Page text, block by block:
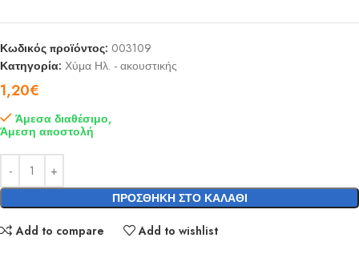
Κωδικός προϊόντος: 003109
Κατηγορία: Χύμα Ηλ. - ακουστικής
1,20€
Άμεσα διαθέσιμο,
Άμεση αποστολή
ΠΡΟΣΘΉΚΗ ΣΤΟ ΚΑΛΆΘΙ
Add to compare Add to wishlist